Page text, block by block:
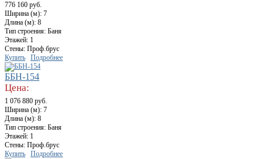
776 160 руб.
Ширина (м): 7
Длина (м): 8
Тип строения: Баня
Этажей: 1
Стены: Проф.брус
Купить
Подробнее
ББН-154
Цена:
1 076 880 руб.
Ширина (м): 7
Длина (м): 8
Тип строения: Баня
Этажей: 1
Стены: Проф.брус
Купить
Подробнее